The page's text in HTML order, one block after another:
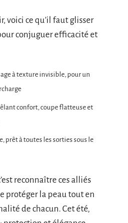
voici ce qu’il faut glisser
conjuguer efficacité et
à texture invisible, pour un
confort, coupe flatteuse et
prêt à toutes les sorties sous le
reconnaître ces alliés
protéger la peau tout en
de chacun. Cet été,